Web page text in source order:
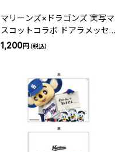
マリーンズ×ドラゴンズ 実写マ
スコットコラボ ドアラメッセ
ージワイヤーアクリルキーホル
1,200円（税込）